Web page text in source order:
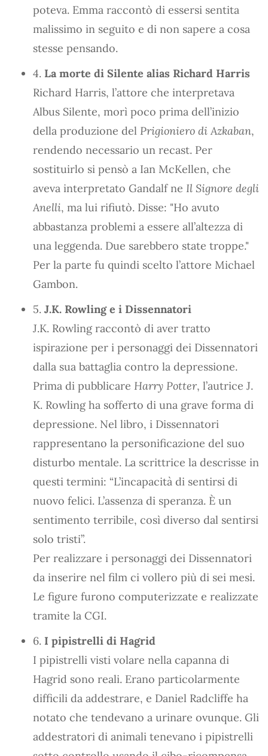
poteva. Emma raccontò di essersi sentita
malissimo in seguito e di non sapere a cosa
stesse pensando.
4. La morte di Silente alias Richard Harris
Richard Harris, l’attore che interpretava
Albus Silente, morì poco prima dell’inizio
della produzione del Prigioniero di Azkaban,
rendendo necessario un recast. Per
sostituirlo si pensò a Ian McKellen, che
aveva interpretato Gandalf ne Il Signore degli
Anelli, ma lui rifiutò. Disse: "Ho avuto
abbastanza problemi a essere all’altezza di
una leggenda. Due sarebbero state troppe."
Per la parte fu quindi scelto l’attore Michael
Gambon.
5. J.K. Rowling e i Dissennatori
J.K. Rowling raccontò di aver tratto
ispirazione per i personaggi dei Dissennatori
dalla sua battaglia contro la depressione.
Prima di pubblicare Harry Potter, l’autrice J.
K. Rowling ha sofferto di una grave forma di
depressione. Nel libro, i Dissennatori
rappresentano la personificazione del suo
disturbo mentale. La scrittrice la descrisse in
questi termini: “L’incapacità di sentirsi di
nuovo felici. L’assenza di speranza. È un
sentimento terribile, così diverso dal sentirsi
solo tristi”.
Per realizzare i personaggi dei Dissennatori
da inserire nel film ci vollero più di sei mesi.
Le figure furono computerizzate e realizzate
tramite la CGI.
6. I pipistrelli di Hagrid
I pipistrelli visti volare nella capanna di
Hagrid sono reali. Erano particolarmente
difficili da addestrare, e Daniel Radcliffe ha
notato che tendevano a urinare ovunque. Gli
addestratori di animali tenevano i pipistrelli